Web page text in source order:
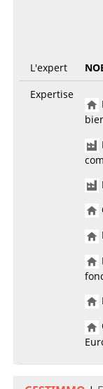
L'expert
Expertise